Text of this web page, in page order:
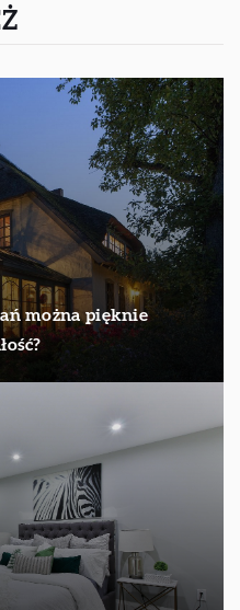
można pięknie